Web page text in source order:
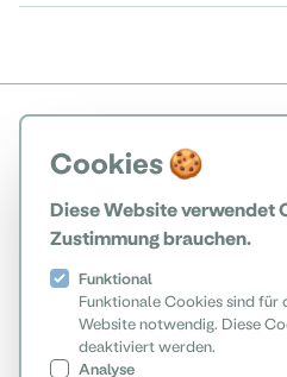
Cookies 🍪
Diese Website verwendet
Zustimmung brauchen.
Funktional
Funktionale Cookies sind für
Website notwendig. Diese
deaktiviert werden.
Analyse